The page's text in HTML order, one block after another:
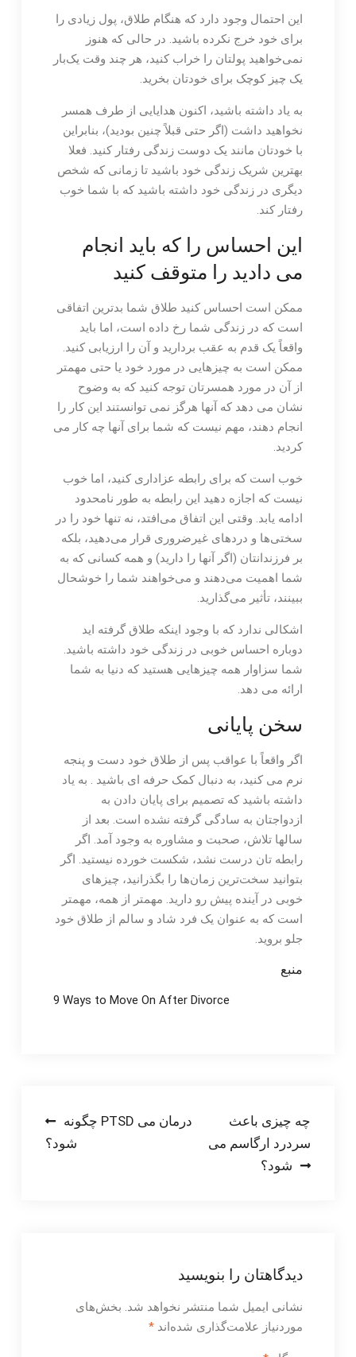
این احتمال وجود دارد که هنگام طلاق، پول زیادی را
برای خود خرج نکرده باشید. در حالی که هنوز
نمی‌خواهید پولتان را خراب کنید، هر چند وقت یک‌بار
یک چیز کوچک برای خودتان بخرید.
به یاد داشته باشید، اکنون هدایایی از طرف همسر
نخواهید داشت (اگر حتی قبلاً چنین بودید)، بنابراین
با خودتان مانند یک دوست زندگی رفتار کنید. فعلا
بهترین شریک زندگی خود باشید تا زمانی که شخص
دیگری در زندگی خود داشته باشید که با شما خوب
رفتار کند.
این احساس را که باید انجام
می دادید را متوقف کنید
ممکن است احساس کنید طلاق شما بدترین اتفاقی
است که در زندگی شما رخ داده است، اما باید
واقعاً یک قدم به عقب بردارید و آن را ارزیابی کنید.
ممکن است به چیزهایی در مورد خود یا حتی مهمتر
از آن در مورد همسرتان توجه کنید که به وضوح
نشان می دهد که آنها هرگز نمی توانستند این کار را
انجام دهند، مهم نیست که شما برای آنها چه کار می
کردید.
خوب است که برای رابطه عزاداری کنید، اما خوب
نیست که اجازه دهید این رابطه به طور نامحدود
ادامه یابد. وقتی این اتفاق می‌افتد، نه تنها خود را در
سختی‌ها و دردهای غیرضروری قرار می‌دهید، بلکه
بر فرزندانتان (اگر آنها را دارید) و همه کسانی که به
شما اهمیت می‌دهند و می‌خواهند شما را خوشحال
ببینند، تأثیر می‌گذارید.
اشکالی ندارد که با وجود اینکه طلاق گرفته اید
دوباره احساس خوبی در زندگی خود داشته باشید.
شما سزاوار همه چیزهایی هستید که دنیا به شما
ارائه می دهد.
سخن پایانی
اگر واقعاً با عواقب پس از طلاق خود دست و پنجه
نرم می کنید، به دنبال کمک حرفه ای باشید . به یاد
داشته باشید که تصمیم برای پایان دادن به
ازدواجتان به سادگی گرفته نشده است. بعد از
سالها تلاش، صحبت و مشاوره به وجود آمد. اگر
رابطه تان درست نشد، شکست خورده نیستید. اگر
بتوانید سخت‌ترین زمان‌ها را بگذرانید، چیزهای
خوبی در آینده پیش رو دارید. مهمتر از همه، مهمتر
است که به عنوان یک فرد شاد و سالم از طلاق خود
جلو بروید.
منبع
9 Ways to Move On After Divorce
راهبری
نوشته
چگونه PTSD درمان می
شود؟
چه چیزی باعث
سردرد ارگاسم می
شود؟
دیدگاهتان را بنویسید
نشانی ایمیل شما منتشر نخواهد شد. بخش‌های
موردنیاز علامت‌گذاری شده‌اند *